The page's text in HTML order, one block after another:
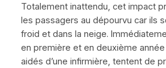
Totalement inattendu, cet impact
les passagers au dépourvu car ils
froid et dans la neige.
en première et en deuxième
aidés d’une infirmière, tentent de